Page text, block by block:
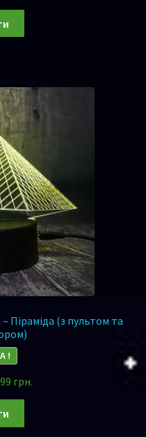
Піраміда (з пультом та
!
грн.